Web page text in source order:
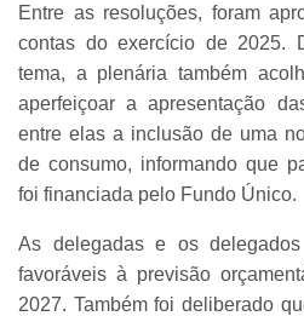
Entre as resoluções, foram
contas do exercício de 2025.
tema, a plenária também
aperfeiçoar a apresentação
entre elas a inclusão de uma
de consumo, informando que
foi financiada pelo Fundo Único.
As delegadas e os
favoráveis à previsão
2027. Também foi deliberado